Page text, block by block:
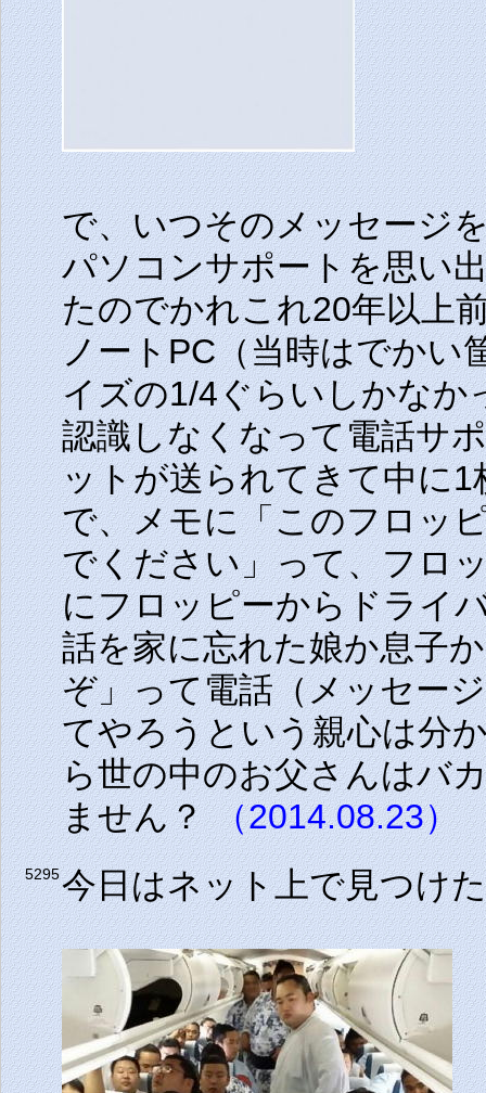
で、いつそのメッセージ
パソコンサポートを思い
たのでかれこれ20年以上
ノートPC（当時はでかい
イズの1/4ぐらいしかなか
認識しなくなって電話サ
ットが送られてきて中に
で、メモに「このフロッ
でください」って、フロ
にフロッピーからドライ
話を家に忘れた娘か息子
ぞ」って電話（メッセー
てやろうという親心は分
ら世の中のお父さんはバ
ません？（2014.08.23）
5295今日はネット上で見つけ